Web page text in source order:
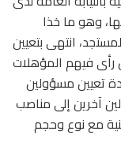
وهو ما خذا
انتهى بتعيين
فيهم المؤهلات
تعيين مسؤولين
آخرين إلى مناصب
مع نوع وحجم